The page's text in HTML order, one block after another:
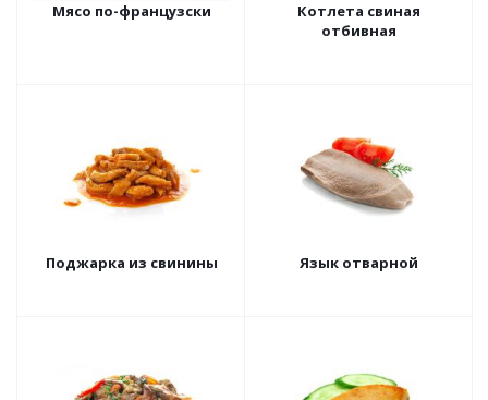
Мясо по-французски
Котлета свиная
отбивная
Поджарка из свинины Язык отварной